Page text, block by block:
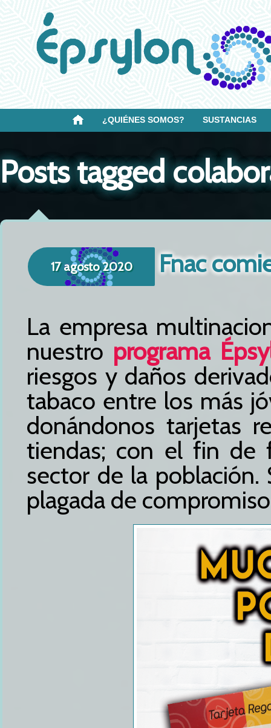
¿QUIÉNES SOMOS? SUSTANCIAS
Posts tagged
17 agosto 2020 Fnac
La empresa
nuestro programa
riesgos y daños
tabaco entre los más
donándonos tarjetas
tiendas; con el fin
sector de la población.
plagada de